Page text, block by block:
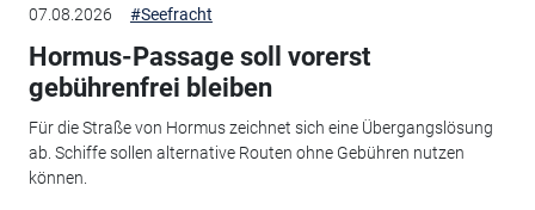
07.08.2026 #Seefracht
Hormus-Passage soll vorerst
gebührenfrei bleiben
Für die Straße von Hormus zeichnet sich eine Übergangslösung
ab. Schiffe sollen alternative Routen ohne Gebühren nutzen
können.